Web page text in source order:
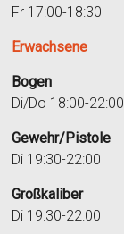
Fr 17:00-18:30
Erwachsene
Bogen
Di/Do 18:00-22:00
Gewehr/Pistole
Di 19:30-22:00
Großkaliber
Di 19:30-22:00